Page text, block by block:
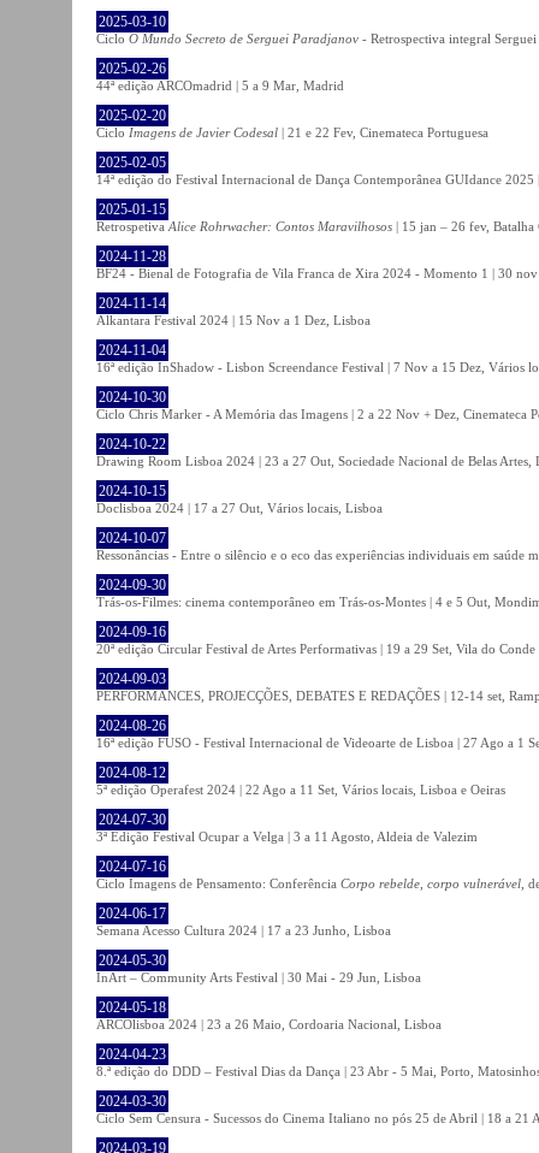
2025-03-10
Ciclo O Mundo Secreto de Serguei Paradjanov - Retrospectiva integral
2025-02-26
44ª edição ARCOmadrid | 5 a 9 Mar, Madrid
2025-02-20
Ciclo Imagens de Javier Codesal | 21 e 22 Fev, Cinemateca Portuguesa
2025-02-05
14ª edição do Festival Internacional de Dança Contemporânea GUIdance 2025
2025-01-15
Retrospetiva Alice Rohrwacher: Contos Maravilhosos | 15 jan – 26 fev, Batalha
2024-11-28
BF24 - Bienal de Fotografia de Vila Franca de Xira 2024 - Momento 1 | 30
2024-11-14
Alkantara Festival 2024 | 15 Nov a 1 Dez, Lisboa
2024-11-04
16ª edição InShadow - Lisbon Screendance Festival | 7 Nov a 15 Dez, Vários
2024-10-30
Ciclo Chris Marker - A Memória das Imagens | 2 a 22 Nov + Dez, Cinemateca
2024-10-22
Drawing Room Lisboa 2024 | 23 a 27 Out, Sociedade Nacional de Belas Artes,
2024-10-15
Doclisboa 2024 | 17 a 27 Out, Vários locais, Lisboa
2024-10-07
Ressonâncias - Entre o silêncio e o eco das experiências individuais em
2024-09-30
Trás-os-Filmes: cinema contemporâneo em Trás-os-Montes | 4 e 5 Out,
2024-09-16
20ª edição Circular Festival de Artes Performativas | 19 a 29 Set, Vila do Conde
2024-09-03
PERFORMANCES, PROJECÇÕES, DEBATES E REDAÇÕES | 12-14 set,
2024-08-26
16ª edição FUSO - Festival Internacional de Videoarte de Lisboa | 27 Ago a 1
2024-08-12
5ª edição Operafest 2024 | 22 Ago a 11 Set, Vários locais, Lisboa e Oeiras
2024-07-30
3ª Edição Festival Ocupar a Velga | 3 a 11 Agosto, Aldeia de Valezim
2024-07-16
Ciclo Imagens de Pensamento: Conferência Corpo rebelde, corpo vulnerável ,
2024-06-17
Semana Acesso Cultura 2024 | 17 a 23 Junho, Lisboa
2024-05-30
InArt – Community Arts Festival | 30 Mai - 29 Jun, Lisboa
2024-05-18
ARCOlisboa 2024 | 23 a 26 Maio, Cordoaria Nacional, Lisboa
2024-04-23
8.ª edição do DDD – Festival Dias da Dança | 23 Abr - 5 Mai, Porto,
2024-03-30
Ciclo Sem Censura - Sucessos do Cinema Italiano no pós 25 de Abril | 18 a
2024-03-19